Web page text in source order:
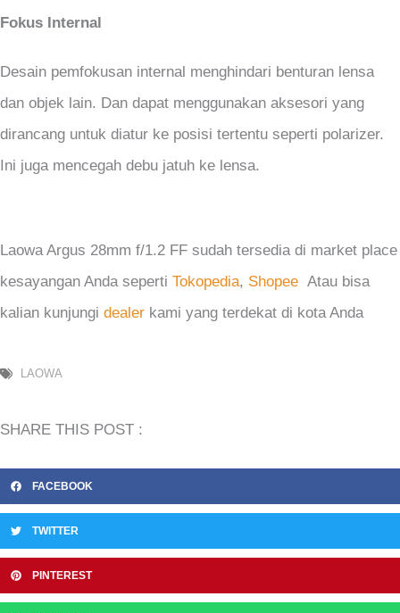
Fokus Internal
Desain pemfokusan internal menghindari benturan lensa
dan objek lain. Dan dapat menggunakan aksesori yang
dirancang untuk diatur ke posisi tertentu seperti polarizer.
Ini juga mencegah debu jatuh ke lensa.
Laowa Argus 28mm f/1.2 FF sudah tersedia di market place
kesayangan Anda seperti Tokopedia, Shopee Atau bisa
kalian kunjungi dealer kami yang terdekat di kota Anda
LAOWA
SHARE THIS POST :
FACEBOOK
TWITTER
PINTEREST